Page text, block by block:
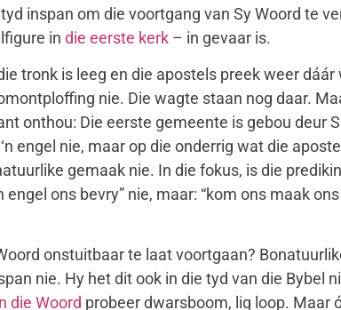
inspan om die voortgang van Sy Woord te
in die eerste kerk – in gevaar is.
tronk is leeg en die apostels preek weer
nie. Die wagte staan nog daar.
onthou: Die eerste gemeente is gebou deur
engel nie, maar op die onderrig wat die
gemaak nie. In die fokus, is die
engel ons bevry” nie, maar: “kom ons maak
onstuitbaar te laat voortgaan?
nie. Hy het dit ook in die tyd van die Bybel
die Woord probeer dwarsboom, lig loop. Maar